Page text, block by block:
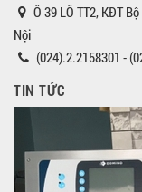
Ô 39 LÔ TT2, KĐT
Nội
(024).2.2158301 -
TIN TỨC